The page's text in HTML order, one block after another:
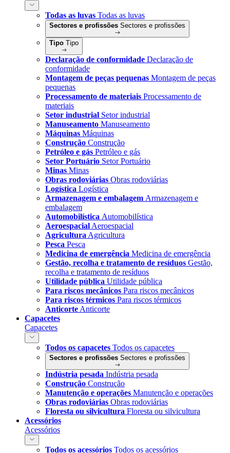
Todas as luvas Todas as luvas
Sectores e profissões Sectores e profissões
Tipo Tipo
Declaração de conformidade Declaração de
conformidade
Montagem de peças pequenas Montagem de peças
pequenas
Processamento de materiais Processamento de
materiais
Setor industrial Setor industrial
Manuseamento Manuseamento
Máquinas Máquinas
Construção Construção
Petróleo e gás Petróleo e gás
Setor Portuário Setor Portuário
Minas Minas
Obras rodoviárias Obras rodoviárias
Logística Logística
Armazenagem e embalagem Armazenagem e
embalagem
Automobilística Automobilística
Aeroespacial Aeroespacial
Agricultura Agricultura
Pesca Pesca
Medicina de emergência Medicina de emergência
Gestão, recolha e tratamento de resíduos Gestão,
recolha e tratamento de resíduos
Utilidade pública Utilidade pública
Para riscos mecânicos Para riscos mecânicos
Para riscos térmicos Para riscos térmicos
Anticorte Anticorte
Capacetes
Capacetes
Todos os capacetes Todos os capacetes
Sectores e profissões Sectores e profissões
Indústria pesada Indústria pesada
Construção Construção
Manutenção e operações Manutenção e operações
Obras rodoviárias Obras rodoviárias
Floresta ou silvicultura Floresta ou silvicultura
Acessórios
Acessórios
Todos os acessórios Todos os acessórios